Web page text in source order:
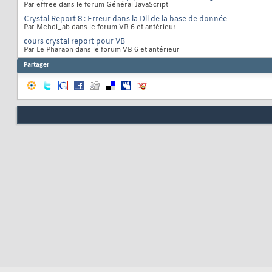
Par effree dans le forum Général JavaScript
Crystal Report 8 : Erreur dans la Dll de la base de donnée
Par Mehdi_ab dans le forum VB 6 et antérieur
cours crystal report pour VB
Par Le Pharaon dans le forum VB 6 et antérieur
Partager